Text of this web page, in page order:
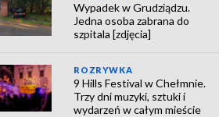
Wypadek w Grudziądzu.
Jedna osoba zabrana do
szpitala [zdjęcia]
ROZRYWKA
9 Hills Festival w Chełmnie.
Trzy dni muzyki, sztuki i
wydarzeń w całym mieście